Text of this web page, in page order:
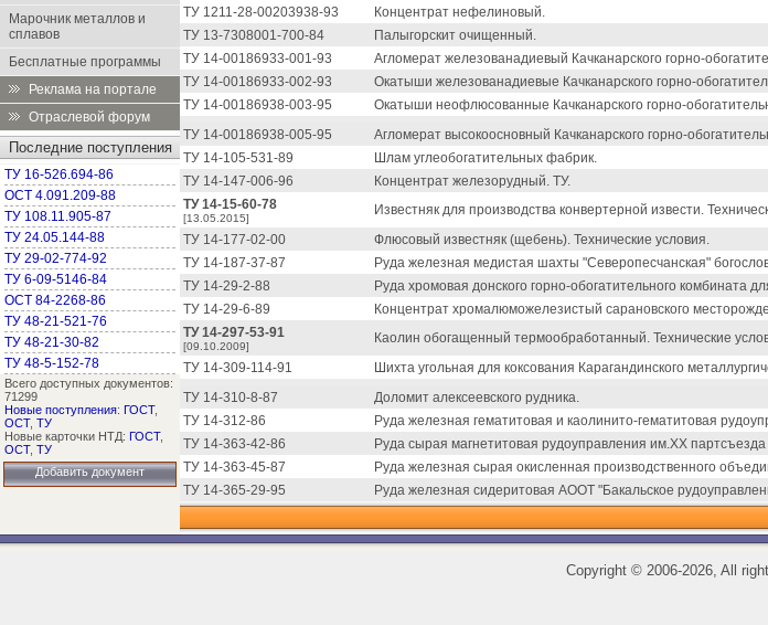
Марочник металлов и
сплавов
Бесплатные программы
Реклама на портале
Отраслевой форум
Последние поступления
ТУ 16-526.694-86
ОСТ 4.091.209-88
ТУ 108.11.905-87
ТУ 24.05.144-88
ТУ 29-02-774-92
ТУ 6-09-5146-84
ОСТ 84-2268-86
ТУ 48-21-521-76
ТУ 48-21-30-82
ТУ 48-5-152-78
Всего доступных документов:
71299
Новые поступления: ГОСТ,
ОСТ, ТУ
Новые карточки НТД: ГОСТ,
ОСТ, ТУ
Добавить документ
ТУ 1211-28-00203938-93
Концентрат нефелиновый.
ТУ 13-7308001-700-84
Палыгорскит очищенный.
ТУ 14-00186933-001-93
Агломерат железованадиевый Качканарского горно-
ТУ 14-00186933-002-93
Окатыши железованадиевые Качканарского горно-
ТУ 14-00186938-003-95
Окатыши неофлюсованные Качканарского горно-
ТУ 14-00186938-005-95
Агломерат высокоосновный Качканарского горно-
ТУ 14-105-531-89
Шлам углеобогатительных фабрик.
ТУ 14-147-006-96
Концентрат железорудный. ТУ.
ТУ 14-15-60-78
[13.05.2015]
Известняк для производства конвертерной извести.
ТУ 14-177-02-00
Флюсовый известняк (щебень). Технические условия.
ТУ 14-187-37-87
Руда железная медистая шахты "Северопесчанская"
ТУ 14-29-2-88
Руда хромовая донского горно-обогатительного комбината
ТУ 14-29-6-89
Концентрат хромалюможелезистый сарановского
ТУ 14-297-53-91
[09.10.2009]
Каолин обогащенный термообработанный. Технические
ТУ 14-309-114-91
Шихта угольная для коксования Карагандинского
ТУ 14-310-8-87
Доломит алексеевского рудника.
ТУ 14-312-86
Руда железная гематитовая и каолинито-гематитовая
ТУ 14-363-42-86
Руда сырая магнетитовая рудоуправления им.ХХ
ТУ 14-363-45-87
Руда железная сырая окисленная производственного
ТУ 14-365-29-95
Руда железная сидеритовая АООТ "Бакальское
Copyright ©2006-2026, All